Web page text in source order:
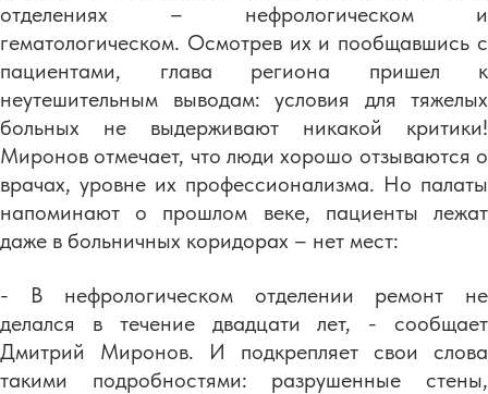
отделениях – нефрологическом и
гематологическом. Осмотрев их и пообщавшись с
пациентами, глава региона пришел к
неутешительным выводам: условия для тяжелых
больных не выдерживают никакой критики!
Миронов отмечает, что люди хорошо отзываются о
врачах, уровне их профессионализма. Но палаты
напоминают о прошлом веке, пациенты лежат
даже в больничных коридорах – нет мест:
- В нефрологическом отделении ремонт не
делался в течение двадцати лет, - сообщает
Дмитрий Миронов. И подкрепляет свои слова
такими подробностями: разрушенные стены,